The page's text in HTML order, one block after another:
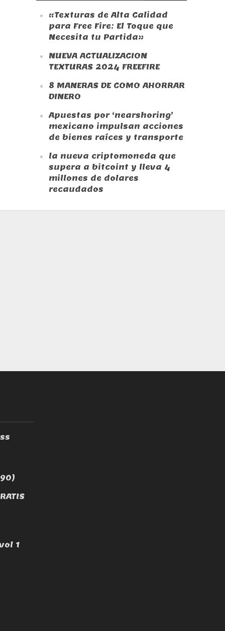
«Texturas de Alta Calidad
para Free Fire: El Toque que
Necesita tu Partida»
NUEVA ACTUALIZACION
TEXTURAS 2024 FREEFIRE
8 MANERAS DE COMO AHORRAR
DINERO
Apuestas por ‘nearshoring’
mexicano impulsan acciones
de bienes raíces y transporte
la nueva criptomoneda que
supera a bitcoint y lleva 4
millones de dolares
recaudados
1